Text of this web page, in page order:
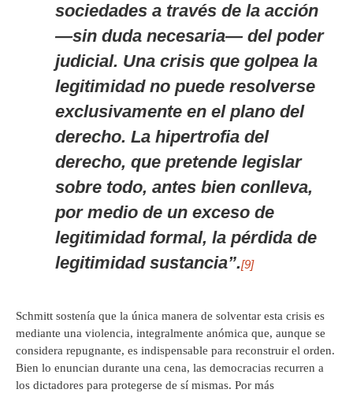
sociedades a través de la acción
—sin duda necesaria— del poder
judicial. Una crisis que golpea la
legitimidad no puede resolverse
exclusivamente en el plano del
derecho. La hipertrofia del
derecho, que pretende legislar
sobre todo, antes bien conlleva,
por medio de un exceso de
legitimidad formal, la pérdida de
legitimidad sustancia”.[9]
Schmitt sostenía que la única manera de solventar esta crisis es
mediante una violencia, integralmente anómica que, aunque se
considera repugnante, es indispensable para reconstruir el orden.
Bien lo enuncian durante una cena, las democracias recurren a
los dictadores para protegerse de sí mismas. Por más